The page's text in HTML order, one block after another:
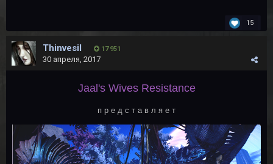
15
Thinvesil 17 951
30 апреля, 2017
Jaal's Wives Resistance
п р е д с т а в л я е т